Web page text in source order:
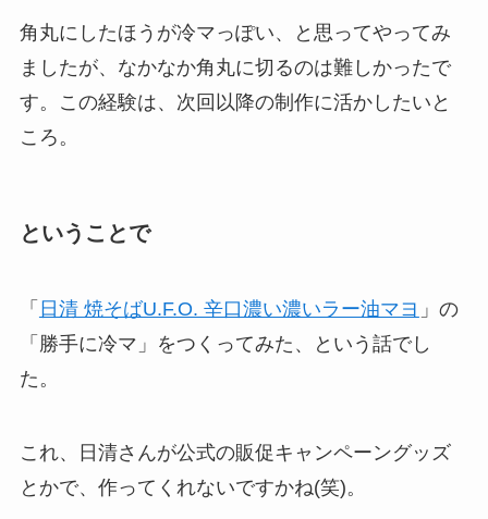
角丸にしたほうが冷マっぽい、と思ってやってみ
ましたが、なかなか角丸に切るのは難しかったで
す。この経験は、次回以降の制作に活かしたいと
ころ。
ということで
「 日清 焼そばU.F.O. 辛口濃い濃いラー油マヨ 」の
「勝手に冷マ」をつくってみた、という話でし
た。
これ、日清さんが公式の販促キャンペーングッズ
とかで、作ってくれないですかね(笑)。